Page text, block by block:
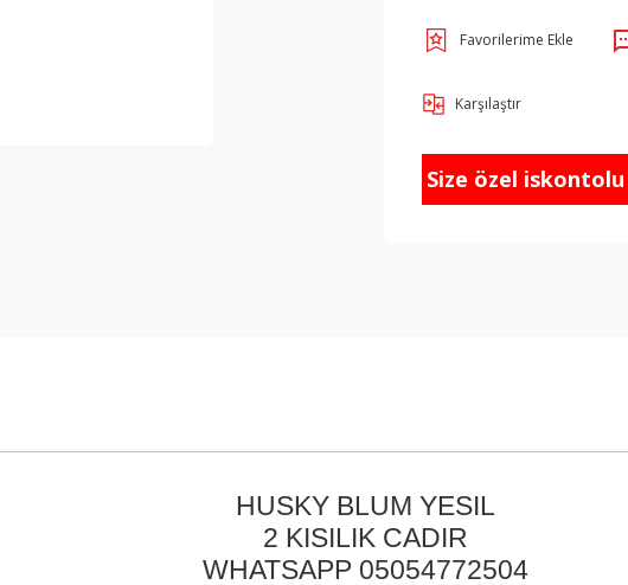
Karşılaştır
Size özel
HUSKY BLUM YESIL
2 KISILIK CADIR
WHATSAPP 05054772504